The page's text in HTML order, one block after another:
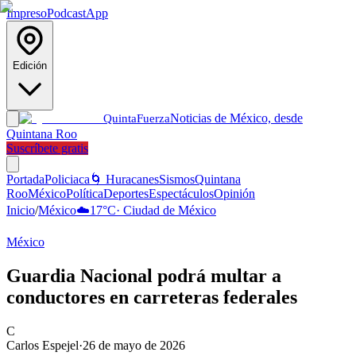
ImpresoPodcastApp
Edición
QuintaFuerzaNoticias de México, desde
Quintana Roo
Suscríbete gratis
PortadaPoliciaca 🌀 HuracanesSismosQuintana
RooMéxicoPolíticaDeportesEspectáculosOpinión
Inicio/México☁️17°C· Ciudad de México
México
Guardia Nacional podrá multar a
conductores en carreteras federales
C
Carlos Espejel·26 de mayo de 2026